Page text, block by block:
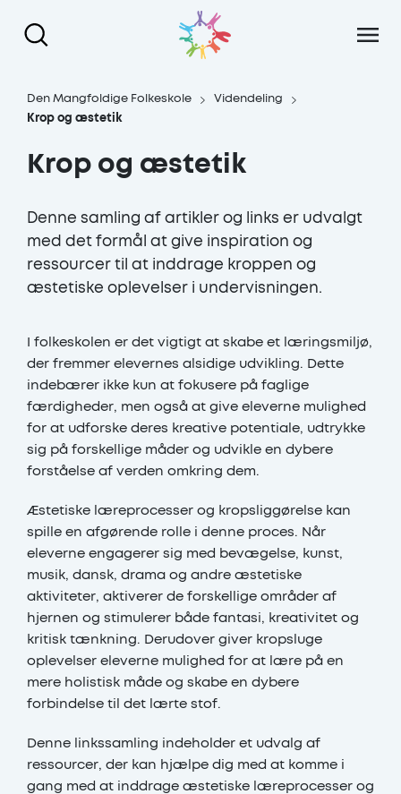
Den Mangfoldige Folkeskole
Videndeling
Krop og æstetik
Krop og æstetik
Denne samling af artikler og links er udvalgt
med det formål at give inspiration og
ressourcer til at inddrage kroppen og
æstetiske oplevelser i undervisningen.
I folkeskolen er det vigtigt at skabe et læringsmiljø,
der fremmer elevernes alsidige udvikling. Dette
indebærer ikke kun at fokusere på faglige
færdigheder, men også at give eleverne mulighed
for at udforske deres kreative potentiale, udtrykke
sig på forskellige måder og udvikle en dybere
forståelse af verden omkring dem.
Æstetiske læreprocesser og kropsliggørelse kan
spille en afgørende rolle i denne proces. Når
eleverne engagerer sig med bevægelse, kunst,
musik, dansk, drama og andre æstetiske
aktiviteter, aktiverer de forskellige områder af
hjernen og stimulerer både fantasi, kreativitet og
kritisk tænkning. Derudover giver kropsluge
oplevelser eleverne mulighed for at lære på en
mere holistisk måde og skabe en dybere
forbindelse til det lærte stof.
Denne linkssamling indeholder et udvalg af
ressourcer, der kan hjælpe dig med at komme i
gang med at inddrage æstetiske læreprocesser og